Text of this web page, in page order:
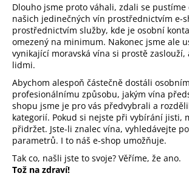
Dlouho jsme proto váhali, zdali se
našich jedinečných vín prostřednictvím e-
prostřednictvím služby, kde je osobní
omezený na minimum. Nakonec jsme ale
vynikající moravská vína si prostě zaslouží,
lidmi.
Abychom alespoň částečně dostáli
profesionálnímu způsobu, jakým vína
shopu jsme je pro vás předvybrali a
kategorií. Pokud si nejste při vybírání jisti,
přidržet. Jste-li znalec vína, vyhledávejte
parametrů. I to náš e-shop umožňuje.
Tak co, našli jste to svoje? Věříme, že ano.
Tož na zdraví!
D
o
p
o
r
u
č
u
j
e
m
e